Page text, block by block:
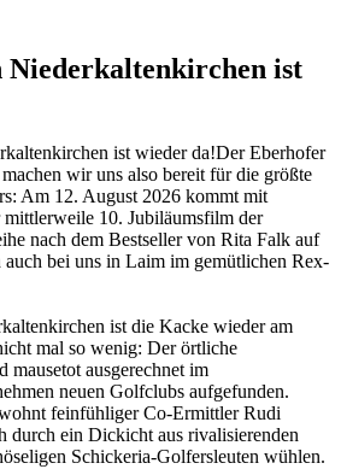
Niederkaltenkirchen ist
Der Eberhofer
wir uns also bereit für die größte
Am 12. August 2026 kommt mit
mittlerweile 10. Jubiläumsfilm der
nach dem Bestseller von Rita Falk auf
bei uns in Laim im gemütlichen Rex-
ist die Kacke wieder am
mal so wenig: Der örtliche
mausetot ausgerechnet im
neuen Golfclubs aufgefunden.
feinfühliger Co-Ermittler Rudi
durch ein Dickicht aus rivalisierenden
Schickeria-Golfersleuten wühlen.